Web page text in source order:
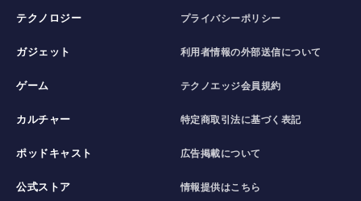
テクノロジー
ガジェット
ゲーム
カルチャー
ポッドキャスト
公式ストア
プライバシーポリシー
利用者情報の外部送信について
テクノエッジ会員規約
特定商取引法に基づく表記
広告掲載について
情報提供はこちら